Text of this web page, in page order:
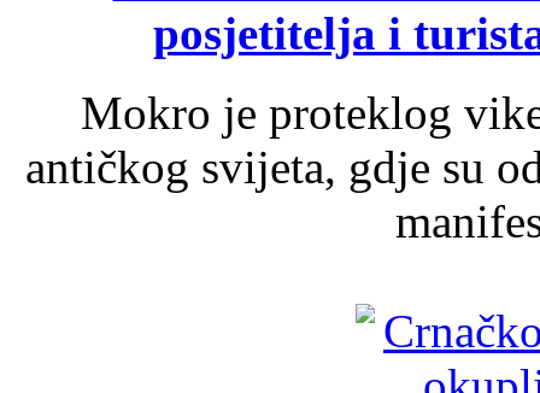
posjetitelja i
Mokro je proteklog
antičkog svijeta, gdje su